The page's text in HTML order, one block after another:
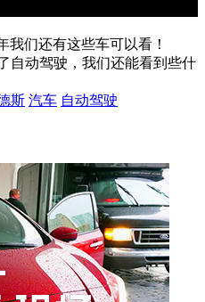
我们还有这些车可以看！
自动驾驶，我们还能看到些什
斯 汽车 自动驾驶